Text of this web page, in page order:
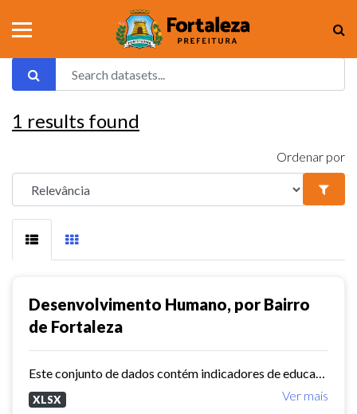
1 results found
Ordenar por
Desenvolvimento Humano, por Bairro
de Fortaleza
Ver mais
XLSX